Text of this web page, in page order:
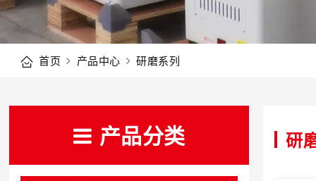
首页 产品中心 研磨系列
产品分类 研